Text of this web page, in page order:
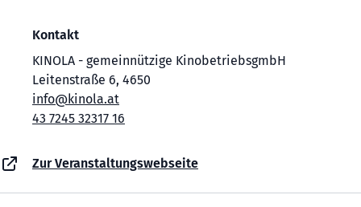
Kontakt
KINOLA - gemeinnützige KinobetriebsgmbH
Leitenstraße 6, 4650
info@kinola.at
43 7245 32317 16
Zur Veranstaltungswebseite